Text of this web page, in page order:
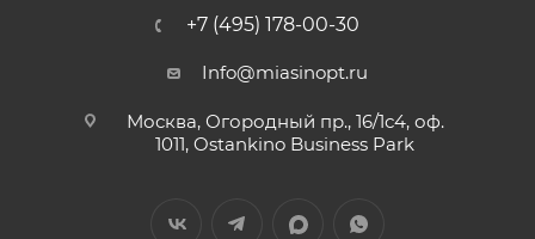
+7 (495) 178-00-30
Info@miasinopt.ru
Москва, Огородный пр., 16/1с4, оф.
1011, Ostankino Business Park